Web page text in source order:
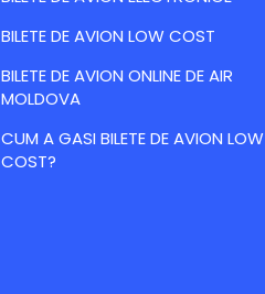
BILETE DE AVION LOW COST
BILETE DE AVION ONLINE DE AIR
MOLDOVA
CUM A GASI BILETE DE AVION LOW
COST?